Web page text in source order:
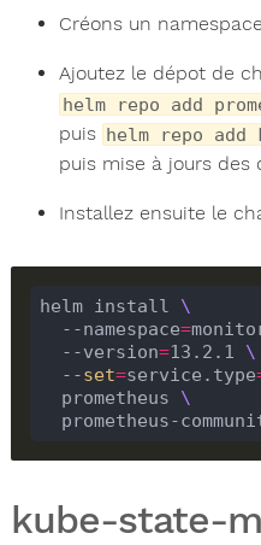
Créons un
Ajoutez le dépot de
helm repo add
puis helm repo
puis mise à jours des
Installez ensuite le
helm install
  --namespace
=
  --version
=13.2.1
  --
set=service.type
  prometheus
kube-state-